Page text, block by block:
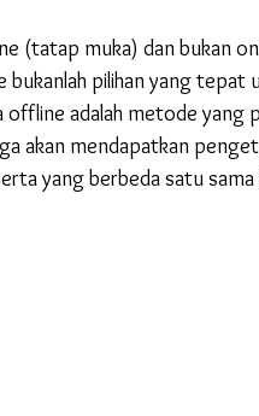
(tatap muka) dan bukan
bukanlah pilihan yang tepat
offline adalah metode yang
akan mendapatkan
yang berbeda satu sama